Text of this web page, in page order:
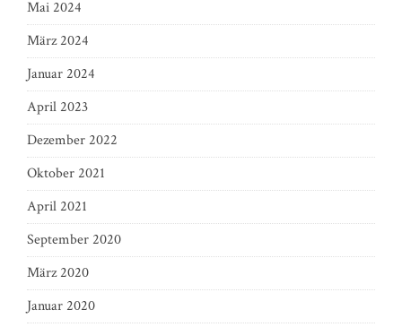
Mai 2024
März 2024
Januar 2024
April 2023
Dezember 2022
Oktober 2021
April 2021
September 2020
März 2020
Januar 2020